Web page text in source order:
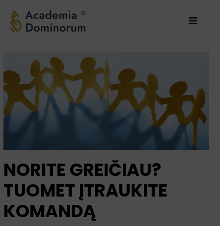
prie
turinio
Menu
NORITE GREIČIAU?
TUOMET ĮTRAUKITE
KOMANDĄ